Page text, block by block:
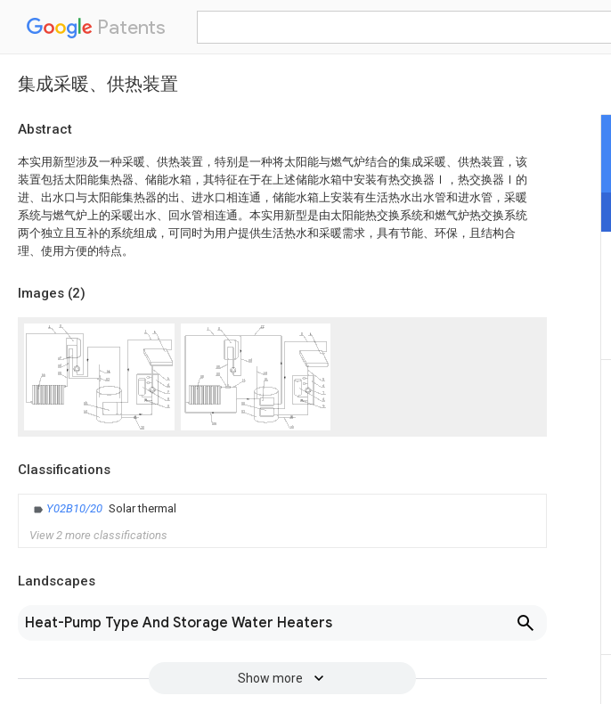
Patents
集成采暖、供热装置
Abstract
本实用新型涉及一种采暖、供热装置，特别是一种将太阳能与燃气炉结合的集成采暖、供热装置，该
装置包括太阳能集热器、储能水箱，其特征在于在上述储能水箱中安装有热交换器Ⅰ，热交换器Ⅰ的
进、出水口与太阳能集热器的出、进水口相连通，储能水箱上安装有生活热水出水管和进水管，采暖
系统与燃气炉上的采暖出水、回水管相连通。本实用新型是由太阳能热交换系统和燃气炉热交换系统
两个独立且互补的系统组成，可同时为用户提供生活热水和采暖需求，具有节能、环保，且结构合
理、使用方便的特点。
Images (2)
Classifications
Y02B10/20 Solar thermal
View 2 more classifications
Landscapes
Heat-Pump Type And Storage Water Heaters
Show more